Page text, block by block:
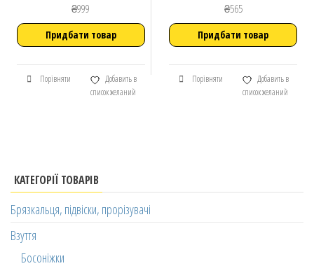
₴999
Придбати товар
Порівняти
Добавить в
список желаний
₴565
Придбати товар
Порівняти
Добавить в
список желаний
КАТЕГОРІЇ ТОВАРІВ
Брязкальця, підвіски, прорізувачі
Взуття
Босоніжки